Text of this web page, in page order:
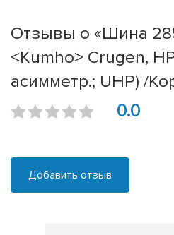
Отзывы о «Шина
<Kumho> Crugen,
асимметр.; UHP) /
0.0
Добавить отзыв